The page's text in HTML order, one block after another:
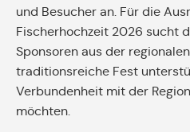
und Besucher an. Für die
Fischerhochzeit 2026 sucht
Sponsoren aus der
traditionsreiche Fest
Verbundenheit mit der
möchten.